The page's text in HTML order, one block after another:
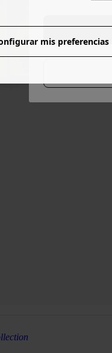
mis preferencias